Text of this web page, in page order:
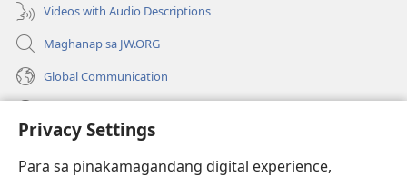
Privacy Settings
Para sa pinakamagandang digital experience,
Videos with Audio Descriptions
Maghanap sa JW.ORG
Global Communication
(may